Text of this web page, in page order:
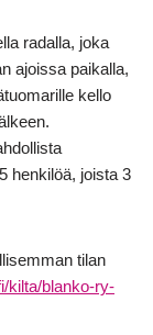
radalla, joka
ajoissa paikalla,
kello
henkilöä, joista 3
tilan
kilta/blanko-ry-